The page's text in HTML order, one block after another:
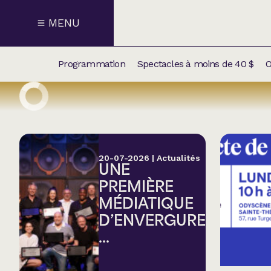
MENU
NOS
Humour
Programmation Spectacles à moins de 40 $
20-07-2026 | Actualités
UNE
PREMIÈRE
MÉDIATIQUE
D’ENVERGURE
...